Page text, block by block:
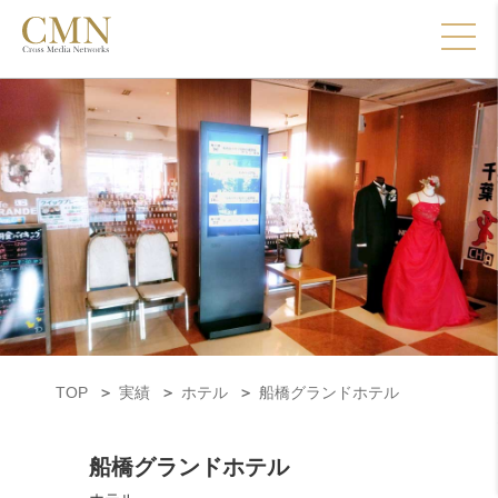
TOP 実績 ホテル 船橋グランドホテル
船橋グランドホテル